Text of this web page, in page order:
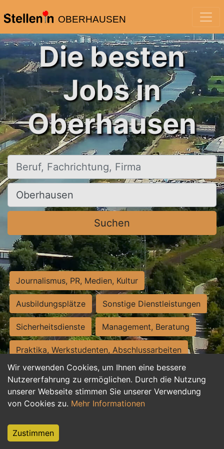
OBERHAUSEN
Wir verwenden Cookies, um Ihnen eine bessere
Nutzererfahrung zu ermöglichen. Durch die Nutzung
unserer Webseite stimmen Sie unserer Verwendung
von Cookies zu. Mehr Informationen
Zustimmen
Die besten
Jobs in
Oberhausen
Beruf, Fachrichtung, Firma
Ort, Stadt
Suchen
Journalismus, PR, Medien, Kultur
Ausbildungsplätze Sonstige Dienstleistungen
Sicherheitsdienste Management, Beratung
Praktika, Werkstudenten, Abschlussarbeiten
Personalwesen Assistenz, Sekretariat
Hilfskräfte, Aushilfs- und Nebenjobs
Weiterbildung, Studium, duale Ausbildung